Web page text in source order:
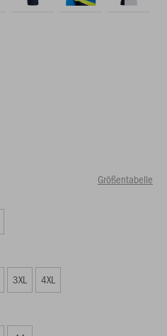
Größentabelle
3XL 4XL